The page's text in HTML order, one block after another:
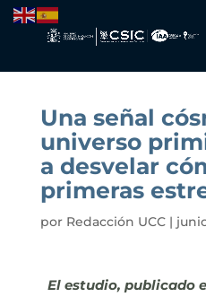
Una señal
universo
a desvelar
primeras
por Redacción UCC|
El estudio, publicado